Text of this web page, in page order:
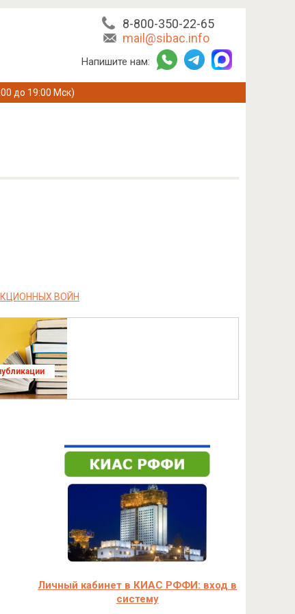
8-800-350-22-65
mail@sibac.info
Напишите нам:
до 19:00 Мск)
ВОЙН
Личный кабинет в КИАС РФФИ: вход в
систему